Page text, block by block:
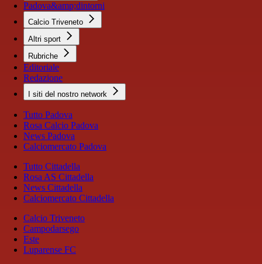
Padova&amp;dintorni
Calcio Triveneto
Altri sport
Rubriche
Editoriale
Redazione
I siti del nostro network
Tutto Padova
Rosa Calcio Padova
News Padova
Calciomercato Padova
Tutto Cittadella
Rosa AS Cittadella
News Cittadella
Calciomercato Cittadella
Calcio Triveneto
Campodarsego
Este
Luparense FC